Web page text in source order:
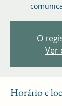
O
Ver
Horário e